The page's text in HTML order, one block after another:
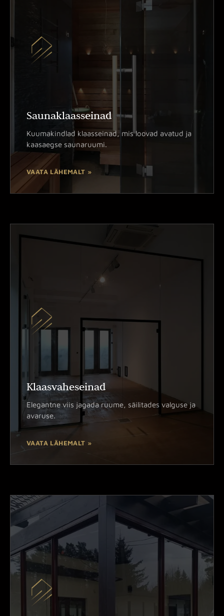
Saunaklaasseinad
Kuumakindlad klaasseinad, mis loovad avatud ja
kaasaegse saunaruumi.
VAATA LÄHEMALT »
Klaasvaheseinad
Elegantne viis jagada ruume, säilitades valguse ja
avaruse.
VAATA LÄHEMALT »